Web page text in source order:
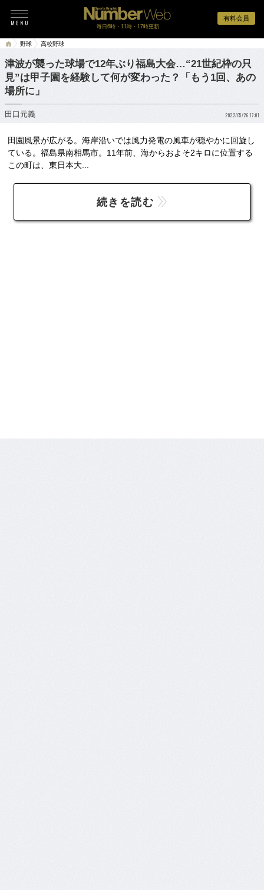
有料会員
毎日6時・11時・17時更新
野球 高校野球
津波が襲った球場で12年ぶり福島大会…“21世紀枠の只
見”は甲子園を経験して何が変わった？「もう1回、あの
場所に」
田口元義 2022/05/26 17:01
田園風景が広がる。海岸沿いでは風力発電の風車が穏やかに回旋し
ている。福島県南相馬市。11年前、海からおよそ2キロに位置する
この町は、東日本大...
続きを読む